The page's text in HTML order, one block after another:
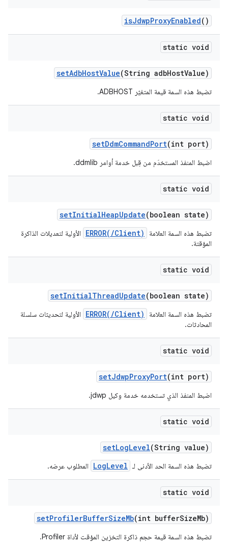
isJdwpProxyEnabled()
static void
setAdbHostValue(String adbHostValue)
تضبط هذه السمة قيمة المتغيّر ADBHOST.
static void
setDdmCommandPort(int port)
اضبط المنفذ المستخدَم من قِبل خدمة أوامر ddmlib.
static void
setInitialHeapUpdate(boolean state)
تضبط هذه السمة العلامة ERROR(/Client)
الأولية لتعديلات الذاكرة
المؤقتة.
static void
setInitialThreadUpdate(boolean state)
تضبط هذه السمة العلامة ERROR(/Client)
الأولية لتحديثات سلسلة
المحادثات.
static void
setJdwpProxyPort(int port)
اضبط المنفذ الذي تستخدمه خدمة وكيل jdwp.
static void
setLogLevel(String value)
تضبط هذه السمة الحد الأدنى لـ LogLevel المطلوب عرضه.
static void
setProfilerBufferSizeMb(int bufferSizeMb)
تضبط هذه السمة قيمة حجم ذاكرة التخزين المؤقت لأداة Profiler.